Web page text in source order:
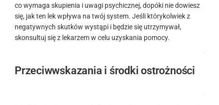
co wymaga skupienia i uwagi psychicznej, dopóki nie dowiesz
się, jak ten lek wpływa na twój system. Jeśli którykolwiek z
negatywnych skutków wystąpi i będzie się utrzymywał,
skonsultuj się z lekarzem w celu uzyskania pomocy.
.
Przeciwwskazania i środki ostrożności
.